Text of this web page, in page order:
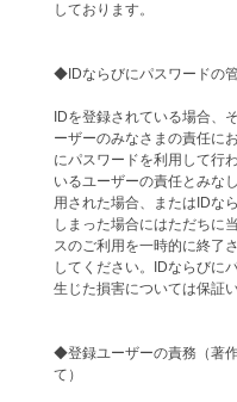
しております。
◆IDならびにパスワードの
IDを登録されている場合、
ーザーのみなさまの責任に
にパスワードを利用して行
いるユーザーの責任とみな
用された場合、またはIDな
しまった場合にはただちに
スのご利用を一時的に終了
してください。IDならびに
生じた損害については保証
◆登録ユーザーの責務（著
て）